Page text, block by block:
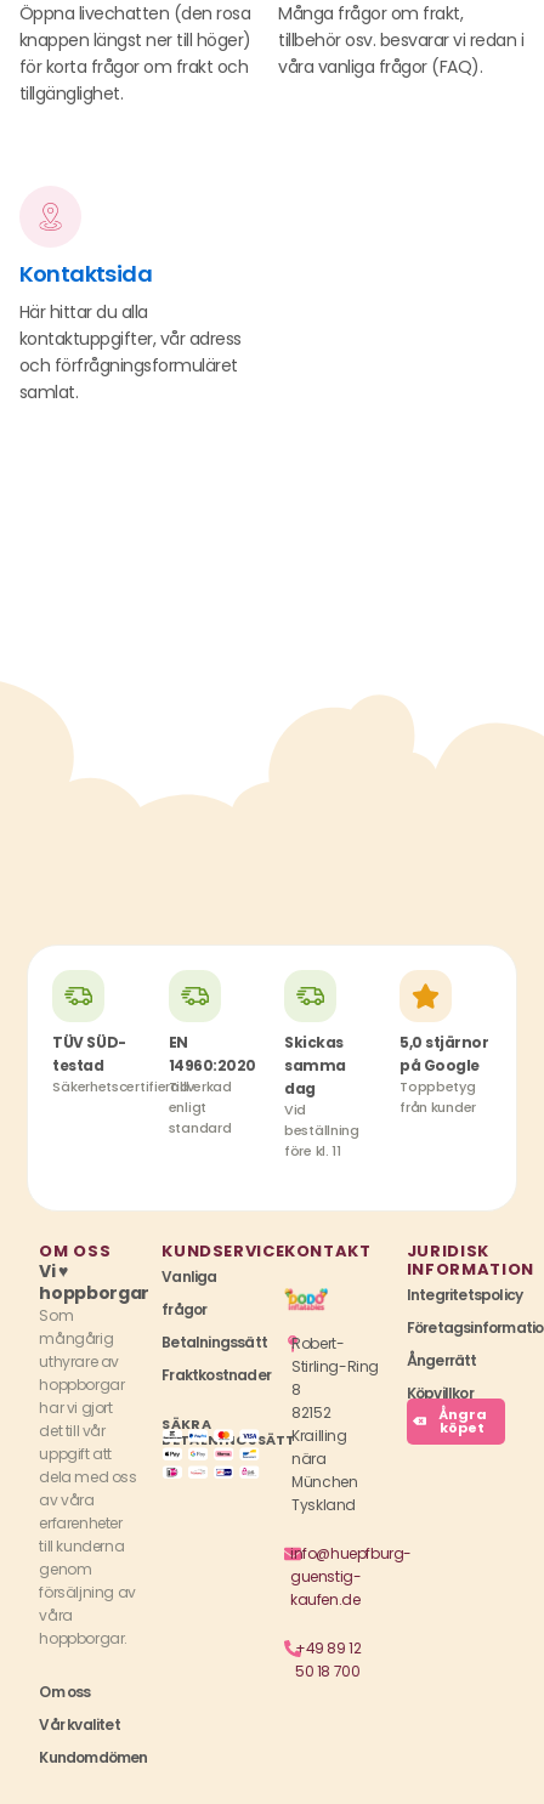
Öppna livechatten (den rosa
knappen längst ner till höger)
för korta frågor om frakt och
tillgänglighet.
Många frågor om frakt,
tillbehör osv. besvarar vi redan i
våra vanliga frågor (FAQ).
Kontaktsida
Här hittar du alla
kontaktuppgifter, vår adress
och förfrågningsformuläret
samlat.
TÜV SÜD-
testad
Säkerhetscertifierad
EN
14960:2020
Tillverkad
enligt
standard
Skickas
samma
dag
Vid
beställning
före kl. 11
5,0 stjärnor
på Google
Toppbetyg
från kunder
OM OSS
Vi ♥
hoppborgar
Som
mångårig
uthyrare av
hoppborgar
har vi gjort
det till vår
uppgift att
dela med oss
av våra
erfarenheter
till kunderna
genom
försäljning av
våra
hoppborgar.
Om oss
Vår kvalitet
Kundomdömen
KUNDSERVICE
Vanliga
frågor
Betalningssätt
Fraktkostnader
SÄKRA
BETALNINGSSÄTT
KONTAKT
Robert-
Stirling-Ring
8
82152
Krailling
nära
München
Tyskland
info@huepfburg-
guenstig-
kaufen.de
+49 89 12
50 18 700
JURIDISK
INFORMATION
Integritetspolicy
Ångerrätt
Köpvillkor
Ångra
köpet